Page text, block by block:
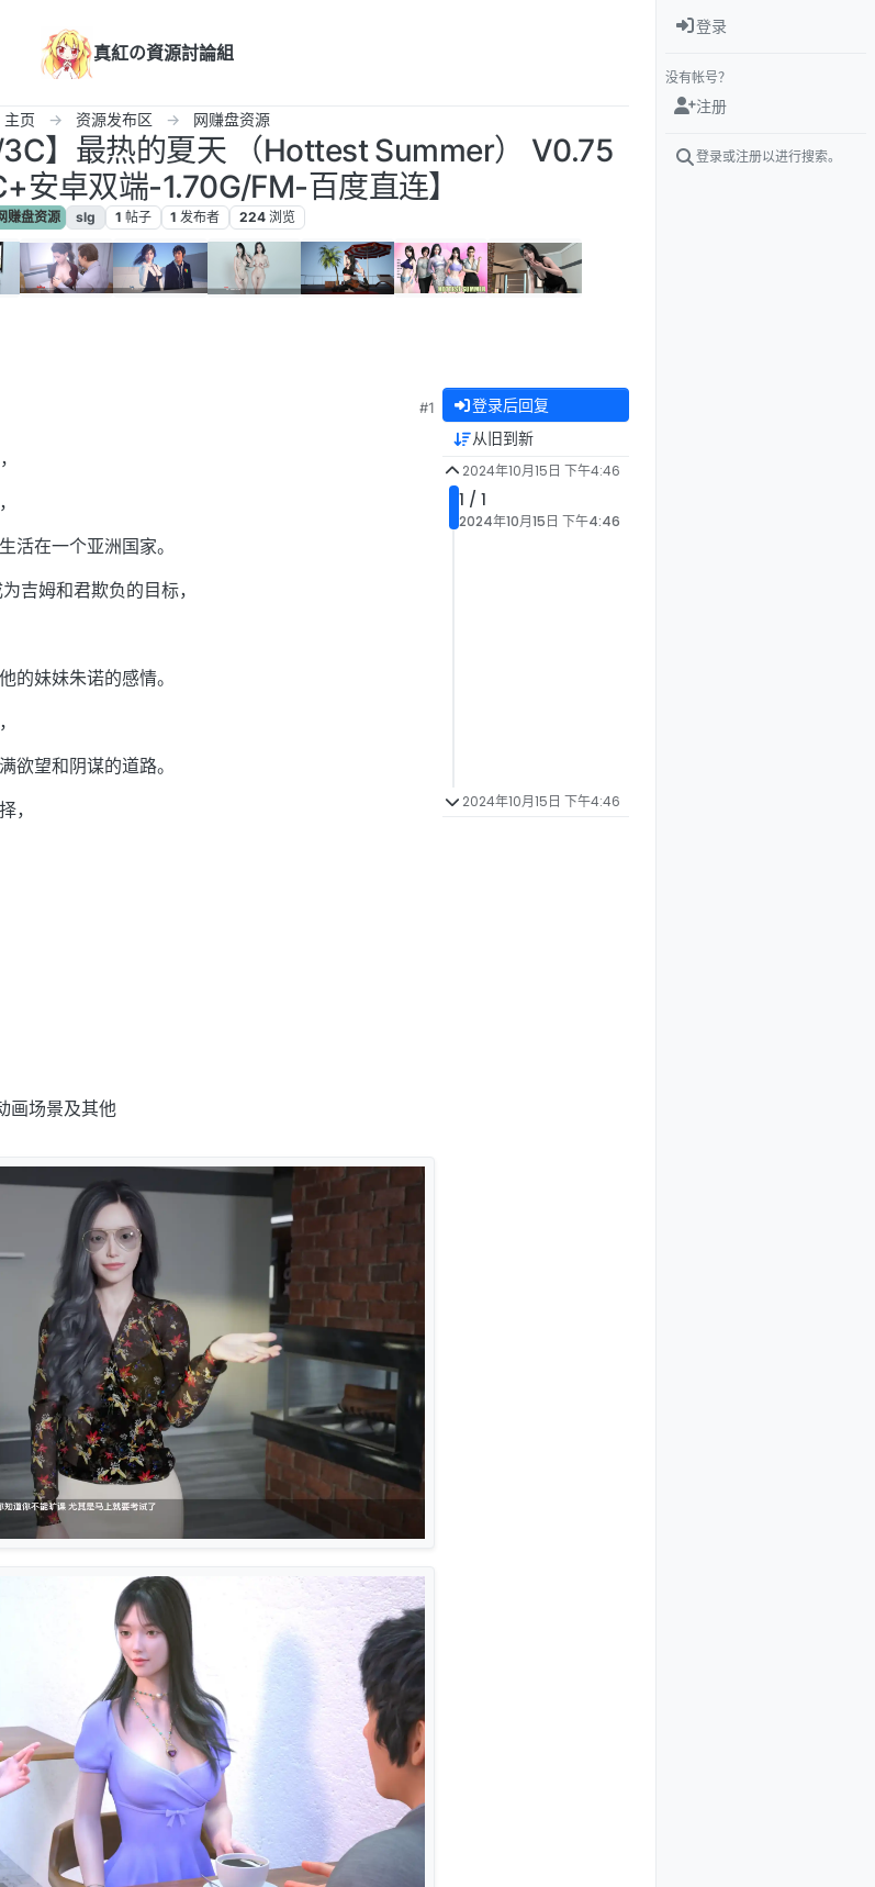
真紅の資源討論組
主页 资源发布区 网赚盘资源
】最热的夏天 （Hottest Summer） V0.75
安卓双端-1.70G/FM-百度直连】
赚盘资源 slg 1 帖子 1 发布者 224 浏览
#1
活在一个亚洲国家。
吉姆和君欺负的目标，
的妹妹朱诺的感情。
欲望和阴谋的道路。
，
画场景及其他
登录后回复
从旧到新
2024年10月15日 下午4:46
1 / 1
2024年10月15日 下午4:46
2024年10月15日 下午4:46
登录
没有帐号？
注册
登录或注册以进行搜索。